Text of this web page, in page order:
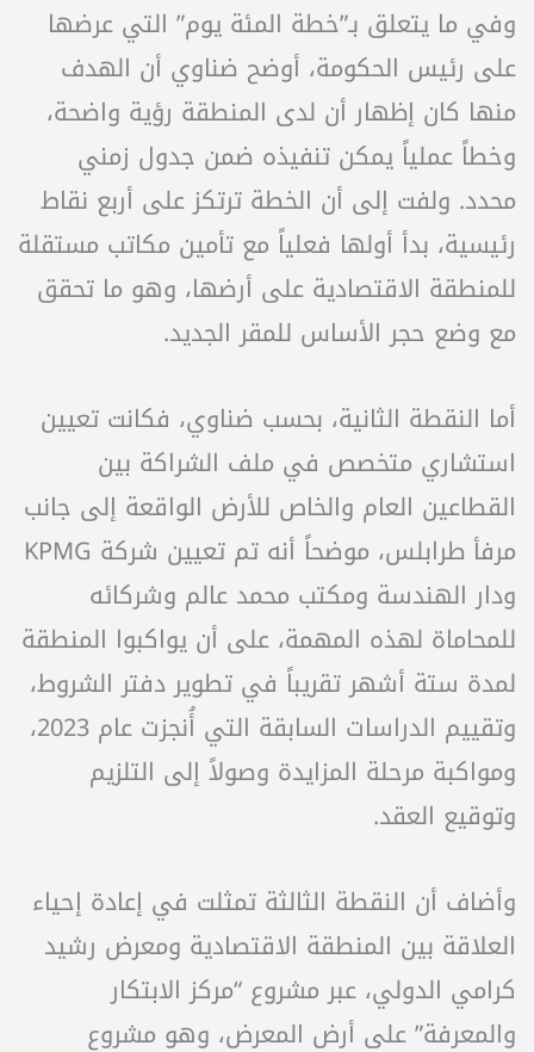
وفي ما يتعلق بـ”خطة المئة يوم” التي عرضها
على رئيس الحكومة، أوضح ضناوي أن الهدف
منها كان إظهار أن لدى المنطقة رؤية واضحة،
وخطاً عملياً يمكن تنفيذه ضمن جدول زمني
محدد. ولفت إلى أن الخطة ترتكز على أربع نقاط
رئيسية، بدأ أولها فعلياً مع تأمين مكاتب مستقلة
للمنطقة الاقتصادية على أرضها، وهو ما تحقق
مع وضع حجر الأساس للمقر الجديد.
أما النقطة الثانية، بحسب ضناوي، فكانت تعيين
استشاري متخصص في ملف الشراكة بين
القطاعين العام والخاص للأرض الواقعة إلى جانب
مرفأ طرابلس، موضحاً أنه تم تعيين شركة KPMG
ودار الهندسة ومكتب محمد عالم وشركائه
للمحاماة لهذه المهمة، على أن يواكبوا المنطقة
لمدة ستة أشهر تقريباً في تطوير دفتر الشروط،
وتقييم الدراسات السابقة التي أُنجزت عام 2023،
ومواكبة مرحلة المزايدة وصولاً إلى التلزيم
وتوقيع العقد.
وأضاف أن النقطة الثالثة تمثلت في إعادة إحياء
العلاقة بين المنطقة الاقتصادية ومعرض رشيد
كرامي الدولي، عبر مشروع “مركز الابتكار
والمعرفة” على أرض المعرض، وهو مشروع